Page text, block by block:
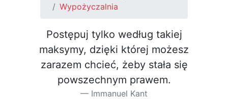
Wypożyczalnia
Postępuj tylko według takiej
maksymy, dzięki której możesz
za­razem chcieć, żeby stała się
pow­szechnym prawem.
Immanuel Kant